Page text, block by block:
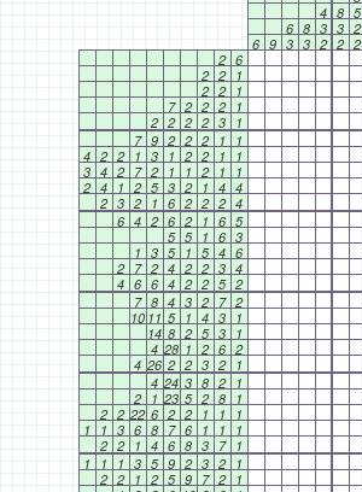
4 8 5
6 8 3 3 2
6 9 3 3 2 2 2
2 6
2 2
1
2 2
1
7 2 2 2
1
2 2 2 2 3
1
7 9 2 2 2 1
1
4 2 2 1 3 1 2 2 1
1
3 4 2 7 2 1 1 2 1
1
2 4 1 2 5 3 2 1 4 4
2 3 2 1 6 2 2 2 4
6 4 2 6 2 1 6 5
5 5 1 6 3
1 3 5 1 5 4 6
2 7 2 4 2 2 3 4
4 6 6 4 2 2 5 2
7 8 4 3 2 7 2
10 11 5 1 4 3
1
14 8 2 5 3
1
4 28 1 2 6 2
4 26 2 2 3 2
1
4 24 3 8 2
1
2
1 23 5 2 8
1
2 2 22 6 2 2 1 1
1
1
1 3 6 8 7 6 1 1
1
2 2 1 4 6 8 3 7
1
1
1 1 3 5 9 2 3 2
1
2 2 1 2 5 9 7 2
1